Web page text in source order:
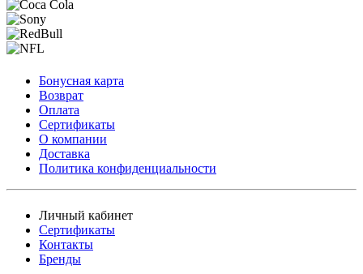
Бонусная карта
Возврат
Оплата
Сертификаты
О компании
Доставка
Политика конфиденциальности
Личный кабинет
Сертификаты
Контакты
Бренды